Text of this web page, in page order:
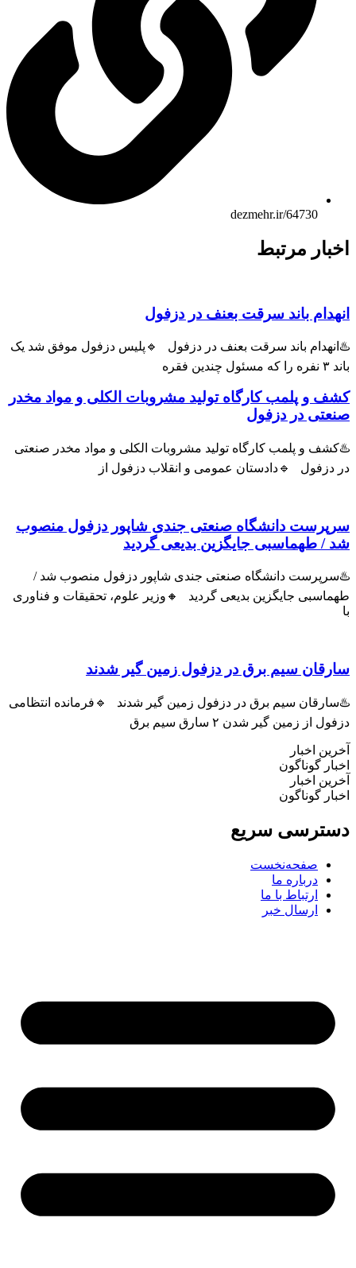
dezmehr.ir/64730
اخبار مرتبط
انهدام باند سرقت بعنف در دزفول
♨️انهدام باند سرقت بعنف در دزفول 🔹پلیس دزفول موفق شد یک
باند ۳ نفره را که مسئول چندین فقره
کشف و پلمب کارگاه تولید مشروبات الکلی و مواد مخدر
صنعتی در دزفول
♨️کشف و پلمب کارگاه تولید مشروبات الکلی و مواد مخدر صنعتی
در دزفول 🔹دادستان عمومی و انقلاب دزفول از
سرپرست دانشگاه صنعتی جندی شاپور دزفول منصوب
شد / طهماسبی جایگزین بدیعی گردید
♨️سرپرست دانشگاه صنعتی جندی شاپور دزفول منصوب شد /
طهماسبی جایگزین بدیعی گردید 🔸وزیر علوم، تحقیقات و فناوری
با
سارقان سیم برق در دزفول زمین گیر شدند
♨️سارقان سیم برق در دزفول زمین گیر شدند 🔹فرمانده انتظامی
دزفول از زمین گیر شدن ۲ سارق سیم برق
آخرین اخبار
اخبار گوناگون
آخرین اخبار
اخبار گوناگون
دسترسی سریع
صفحه‌نخست
درباره ما
ارتباط با ما
ارسال خبر